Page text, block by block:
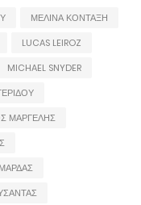
ΜΕΛΙΝΑ ΚΟΝΤΑΞΗ
LUCAS LEIROZ
MICHAEL SNYDER
ΜΑΡΓΕΛΗΣ